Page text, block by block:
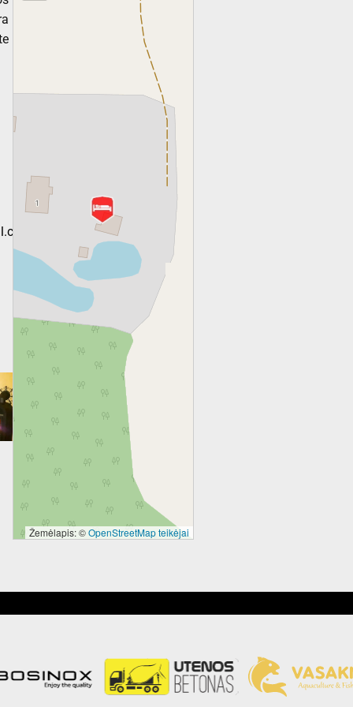
Žemėlapis: ©OpenStreetMap teikėjai